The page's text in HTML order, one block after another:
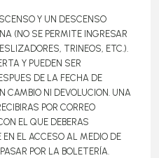
Y UN DESCENSO
(NO SE PERMITE INGRESAR
TRINEOS, ETC.).
Y PUEDEN SER
DE LA FECHA DE
CAMBIO NI DEVOLUCION. UNA
POR CORREO
EL QUE DEBERAS
EL ACCESO AL MEDIO DE
POR LA BOLETERÍA.